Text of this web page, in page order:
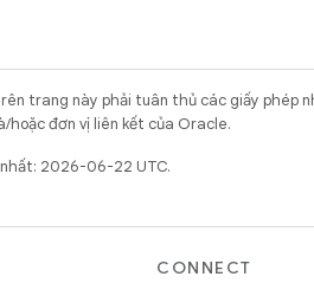
trang này phải tuân thủ các giấy phép
hoặc đơn vị liên kết của Oracle.
2026-06-22 UTC.
CONNECT